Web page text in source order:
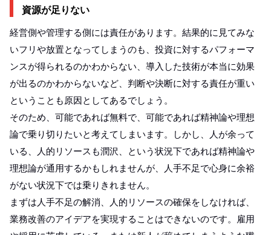
資源が足りない
経営側や管理する側には責任があります。結果的に見てみな
いフリや放置となってしまうのも、投資に対するパフォーマ
ンスが得られるのかわからない、導入した技術が本当に効果
が出るのかわからないなど、判断や決断に対する責任が重い
ということも原因としてあるでしょう。
そのため、可能であれば無料で、可能であれば精神論や理想
論で乗り切りたいと考えてしまいます。しかし、人が余って
いる、人的リソースも潤沢、という状況下であれば精神論や
理想論が通用するかもしれませんが、人手不足で心身に余裕
がない状況下では乗りきれません。
まずは人手不足の解消、人的リソースの確保をしなければ、
業務改善のアイデアを実現することはできないのです。雇用